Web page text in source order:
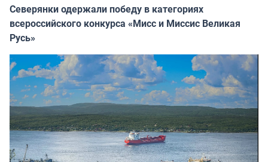
Северянки одержали победу в категориях
всероссийского конкурса «Мисс и Миссис Великая
Русь»